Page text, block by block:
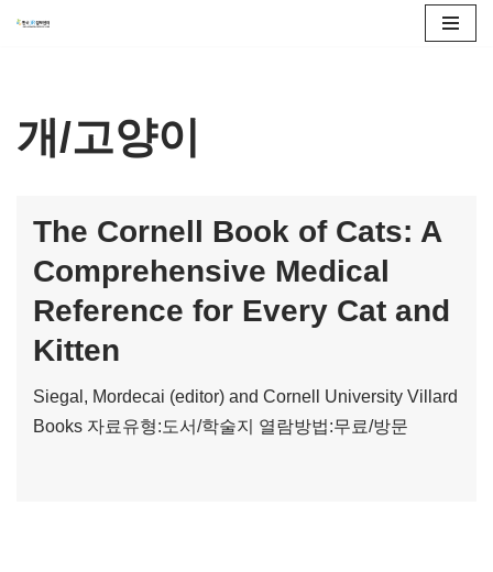
츠
로
개/고양이
The Cornell Book of Cats: A
Comprehensive Medical
Reference for Every Cat and
Kitten
Siegal, Mordecai (editor) and Cornell University Villard
Books 자료유형:도서/학술지 열람방법:무료/방문